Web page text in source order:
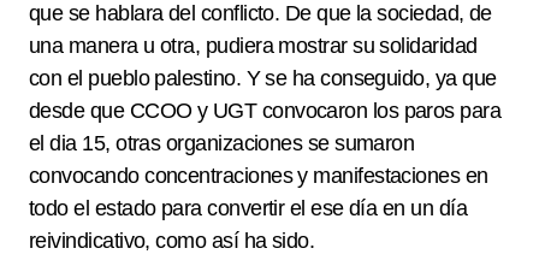
que se hablara del conflicto. De que la sociedad, de
una manera u otra, pudiera mostrar su solidaridad
con el pueblo palestino. Y se ha conseguido, ya que
desde que CCOO y UGT convocaron los paros para
el dia 15, otras organizaciones se sumaron
convocando concentraciones y manifestaciones en
todo el estado para convertir el ese día en un día
reivindicativo, como así ha sido.